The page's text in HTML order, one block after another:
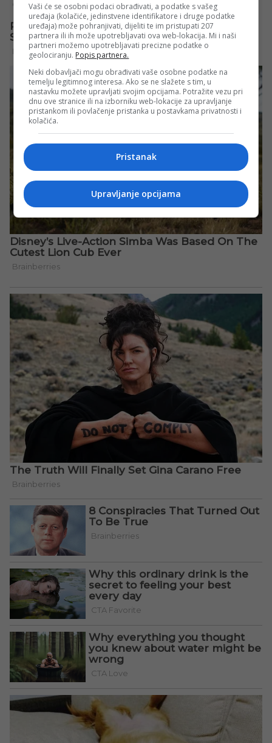
Vaši će se osobni podaci obrađivati, a podatke s vašeg
uređaja (kolačiće, jedinstvene identifikatore i druge podatke
uređaja) može pohranjivati, dijeliti te im pristupati 207
partnera ili ih može upotrebljavati ova web-lokacija. Mi i naši
partneri možemo upotrebljavati precizne podatke o
geolociranju. Popis partnera.
Neki dobavljači mogu obrađivati vaše osobne podatke na
temelju legitimnog interesa. Ako se ne slažete s tim, u
nastavku možete upravljati svojim opcijama. Potražite vezu pri
dnu ove stranice ili na izborniku web-lokacije za upravljanje
pristankom ili povlačenje pristanka u postavkama privatnosti i
kolačića.
Pristanak
Upravljanje opcijama